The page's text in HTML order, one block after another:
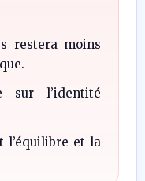
restera moins
sur l’identité
l’équilibre et la